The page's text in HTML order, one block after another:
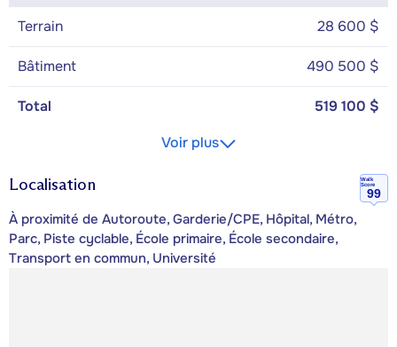
Terrain 28 600 $
Bâtiment 490 500 $
Total
519 100 $
Voir plus
Localisation
Walk
Score
99
À proximité de Autoroute, Garderie/CPE, Hôpital, Métro,
Parc, Piste cyclable, École primaire, École secondaire,
Transport en commun, Université